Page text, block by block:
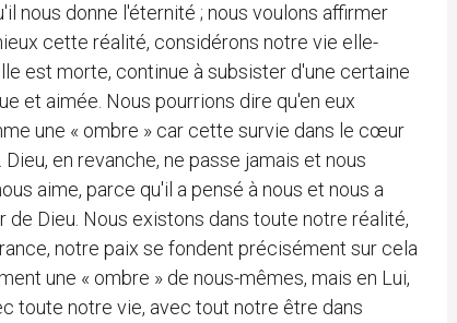
nous donne l'éternité ; nous voulons affirmer
cette réalité, considérons notre vie elle-
est morte, continue à subsister d'une certaine
et aimée. Nous pourrions dire qu'en eux
une « ombre » car cette survie dans le cœur
en revanche, ne passe jamais et nous
aime, parce qu'il a pensé à nous et nous a
Dieu. Nous existons dans toute notre réalité,
notre paix se fondent précisément sur cela
une « ombre » de nous-mêmes, mais en Lui,
toute notre vie, avec tout notre être dans